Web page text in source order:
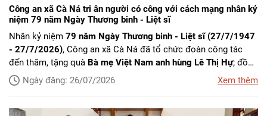
Công an xã Cà Ná tri ân người có công với cách mạng nhân kỷ
niệm 79 năm Ngày Thương binh - Liệt sĩ
Nhân kỷ niệm 79 năm Ngày Thương binh - Liệt sĩ (27/7/1947
- 27/7/2026), Công an xã Cà Ná đã tổ chức đoàn công tác
đến thăm, tặng quà Bà mẹ Việt Nam anh hùng Lê Thị Hự; đồng
thời dâng hương, thăm hỏi gia đình
Anh hùng Lực lượng vũ
trang nhân dân Đặng Chí Thanh
Ngày đăng: 26/07/2026 Xem thêm